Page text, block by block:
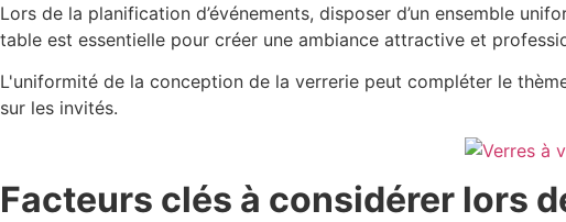
Lors de la planification d’événements, disposer d’un ensemble
table est essentielle pour créer une ambiance attractive et
L'uniformité de la conception de la verrerie peut compléter le
sur les invités.
Facteurs clés à considérer lors